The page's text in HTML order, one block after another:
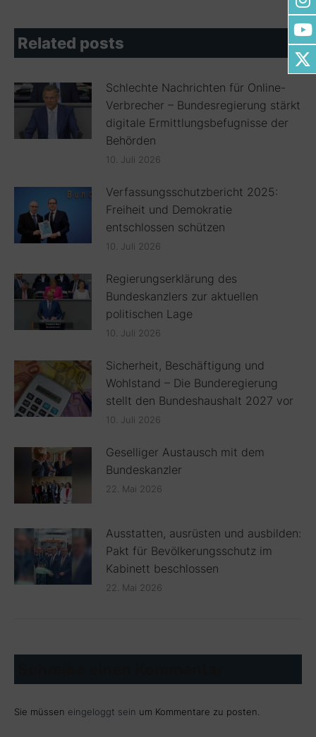
Related posts
Schlechte Nachrichten für Online-
Verbrecher – Bundesregierung stärkt
digitale Ermittlungsbefugnisse der
Behörden
10. Juli 2026
Verfassungsschutzbericht 2025:
Freiheit und Demokratie
entschlossen schützen
10. Juli 2026
Regierungserklärung des
Bundeskanzlers zur aktuellen
politischen Lage
10. Juli 2026
Sicherheit, Beschäftigung und
Wohlstand – Die Bunderegierung
stellt den Bundeshaushalt 2027 vor
10. Juli 2026
Geselliger Austausch mit dem
Bundeskanzler
22. Mai 2026
Ausstatten, ausrüsten und ausbilden:
Pakt für Bevölkerungsschutz im
Kabinett beschlossen
22. Mai 2026
Sie müssen eingeloggt sein um Kommentare zu posten.